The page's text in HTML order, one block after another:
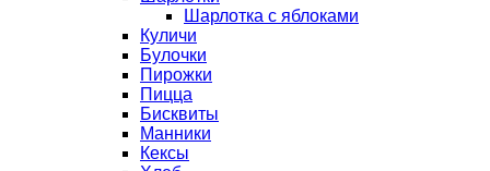
Шарлотка с яблоками
Куличи
Булочки
Пирожки
Пицца
Бисквиты
Манники
Кексы